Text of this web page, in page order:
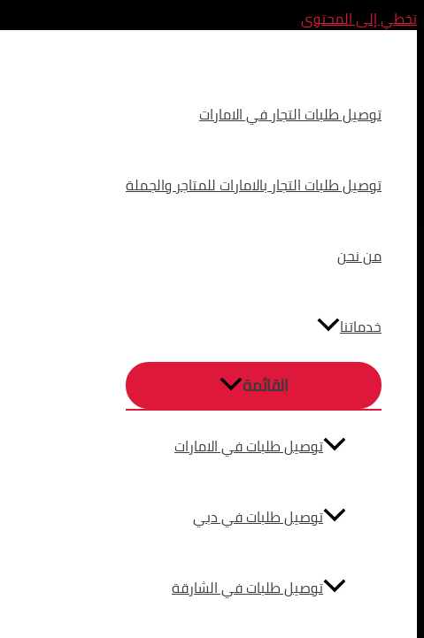
تخطي إلى المحتوى
توصيل طلبات التجار في الامارات
توصيل طلبات التجار بالامارات للمتاجر والجملة
من نحن
خدماتنا
القائمة
توصيل طلبات في الامارات
توصيل طلبات في دبي
توصيل طلبات في الشارقة